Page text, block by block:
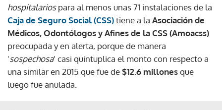
hospitalariospara al menos unas 71 instalaciones de la
Caja de Seguro Social (CSS)tiene a la Asociación de
Médicos, Odontólogos y Afines de la CSS (Amoacss)
preocupada y en alerta, porque de manera
'sospechosa' casi quintuplica el monto con respecto a
una similar en 2015 que fue de$12.6 millonesque
luego fue anulada.